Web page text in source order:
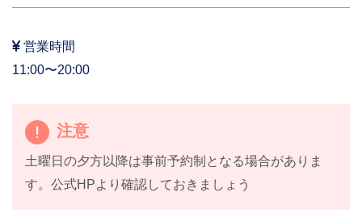
営業時間
11:00〜20:00
注意
土曜日の夕方以降は事前予約制となる場合がありま
す。公式HPより確認しておきましょう